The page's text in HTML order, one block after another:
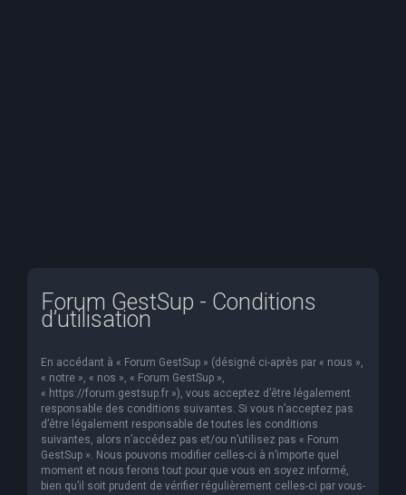
Forum GestSup - Conditions
d’utilisation
En accédant à « Forum GestSup » (désigné ci-après par « nous »,
« notre », « nos », « Forum GestSup »,
« https://forum.gestsup.fr »), vous acceptez d’être légalement
responsable des conditions suivantes. Si vous n’acceptez pas
d’être légalement responsable de toutes les conditions
suivantes, alors n’accédez pas et/ou n’utilisez pas « Forum
GestSup ». Nous pouvons modifier celles-ci à n’importe quel
moment et nous ferons tout pour que vous en soyez informé,
bien qu’il soit prudent de vérifier régulièrement celles-ci par vous-